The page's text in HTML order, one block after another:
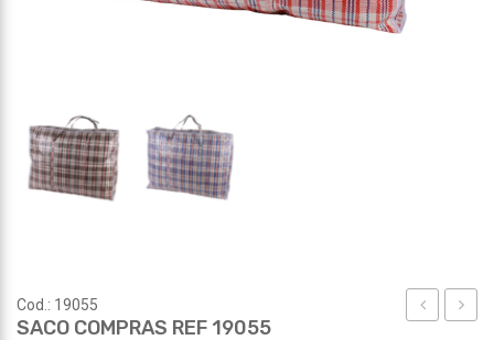
Cod.: 19055
SACO COMPRAS REF 19055